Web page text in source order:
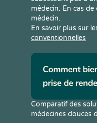
médecin. En cas
médecin.
En savoir plus sur
conventionnelles
Comparatif des
médecines douces